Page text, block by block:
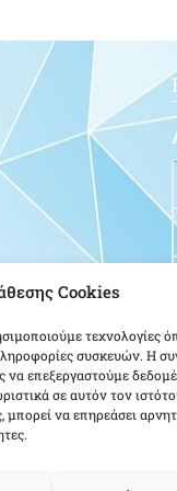
Cookies
τεχνολογίες
συσκευών. Η
να επεξεργαστούμε
σε αυτόν τον
να επηρεάσει